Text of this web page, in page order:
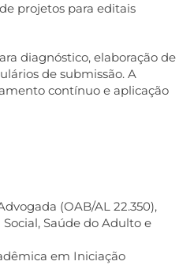
projetos para editais
diagnóstico, elaboração de
de submissão. A
contínuo e aplicação
(OAB/AL 22.350),
Saúde do Adulto e
em Iniciação